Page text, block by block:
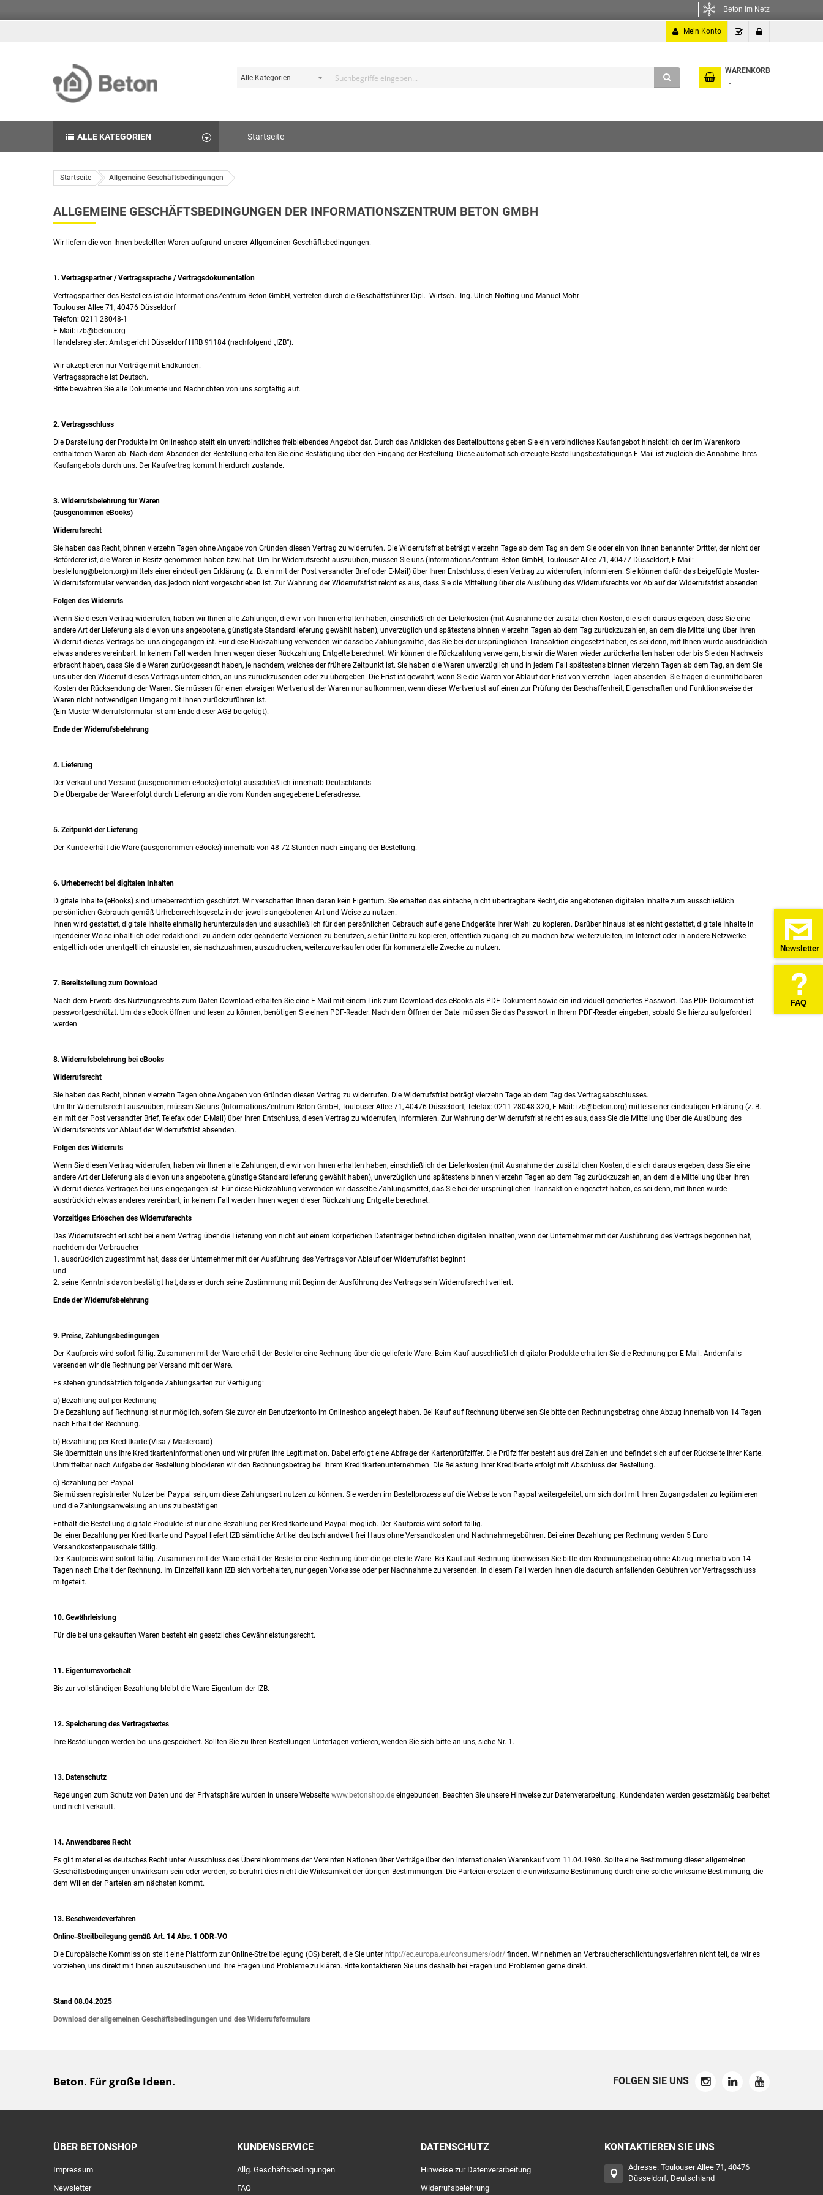
Beton im Netz
Mein Konto Kasse
Betonshops
WARENKORB
ALLE KATEGORIEN Startseite
Newsletter
FAQ
Startseite Allgemeine Geschäftsbedingungen
ALLGEMEINE GESCHÄFTSBEDINGUNGEN DER INFORMATIONSZENTRUM BETON GMBH
Wir liefern die von Ihnen bestellten Waren aufgrund unserer Allgemeinen Geschäftsbedingungen.
1. Vertragspartner / Vertragssprache / Vertragsdokumentation
Vertragspartner des Bestellers ist die InformationsZentrum Beton GmbH, vertreten durch die Geschäftsführer Dipl.- Wirtsch.- Ing. Ulrich Nolting und Manuel Mohr
Toulouser Allee 71, 40476 Düsseldorf
Telefon: 0211 28048-1
E-Mail: izb@beton.org
Handelsregister: Amtsgericht Düsseldorf HRB 91184 (nachfolgend „IZB“).
Wir akzeptieren nur Verträge mit Endkunden.
Vertragssprache ist Deutsch.
Bitte bewahren Sie alle Dokumente und Nachrichten von uns sorgfältig auf.
2. Vertragsschluss
Die Darstellung der Produkte im Onlineshop stellt ein unverbindliches freibleibendes Angebot dar. Durch das Anklicken des Bestellbuttons geben Sie ein verbindliches Kaufangebot hinsichtlich der im Warenkorb
enthaltenen Waren ab. Nach dem Absenden der Bestellung erhalten Sie eine Bestätigung über den Eingang der Bestellung. Diese automatisch erzeugte Bestellungsbestätigungs-E-Mail ist zugleich die Annahme Ihres
Kaufangebots durch uns. Der Kaufvertrag kommt hierdurch zustande.
3. Widerrufsbelehrung für Waren
(ausgenommen eBooks)
Widerrufsrecht
Sie haben das Recht, binnen vierzehn Tagen ohne Angabe von Gründen diesen Vertrag zu widerrufen. Die Widerrufsfrist beträgt vierzehn Tage ab dem Tag an dem Sie oder ein von Ihnen benannter Dritter, der nicht der
Beförderer ist, die Waren in Besitz genommen haben bzw. hat. Um Ihr Widerrufsrecht auszuüben, müssen Sie uns (InformationsZentrum Beton GmbH, Toulouser Allee 71, 40477 Düsseldorf, E-Mail:
bestellung@beton.org) mittels einer eindeutigen Erklärung (z. B. ein mit der Post versandter Brief oder E-Mail) über Ihren Entschluss, diesen Vertrag zu widerrufen, informieren. Sie können dafür das beigefügte Muster-
Widerrufsformular verwenden, das jedoch nicht vorgeschrieben ist. Zur Wahrung der Widerrufsfrist reicht es aus, dass Sie die Mitteilung über die Ausübung des Widerrufsrechts vor Ablauf der Widerrufsfrist absenden.
Folgen des Widerrufs
Wenn Sie diesen Vertrag widerrufen, haben wir Ihnen alle Zahlungen, die wir von Ihnen erhalten haben, einschließlich der Lieferkosten (mit Ausnahme der zusätzlichen Kosten, die sich daraus ergeben, dass Sie eine
andere Art der Lieferung als die von uns angebotene, günstigste Standardlieferung gewählt haben), unverzüglich und spätestens binnen vierzehn Tagen ab dem Tag zurückzuzahlen, an dem die Mitteilung über Ihren
Widerruf dieses Vertrags bei uns eingegangen ist. Für diese Rückzahlung verwenden wir dasselbe Zahlungsmittel, das Sie bei der ursprünglichen Transaktion eingesetzt haben, es sei denn, mit Ihnen wurde ausdrücklich
etwas anderes vereinbart. In keinem Fall werden Ihnen wegen dieser Rückzahlung Entgelte berechnet. Wir können die Rückzahlung verweigern, bis wir die Waren wieder zurückerhalten haben oder bis Sie den Nachweis
erbracht haben, dass Sie die Waren zurückgesandt haben, je nachdem, welches der frühere Zeitpunkt ist. Sie haben die Waren unverzüglich und in jedem Fall spätestens binnen vierzehn Tagen ab dem Tag, an dem Sie
uns über den Widerruf dieses Vertrags unterrichten, an uns zurückzusenden oder zu übergeben. Die Frist ist gewahrt, wenn Sie die Waren vor Ablauf der Frist von vierzehn Tagen absenden. Sie tragen die unmittelbaren
Kosten der Rücksendung der Waren. Sie müssen für einen etwaigen Wertverlust der Waren nur aufkommen, wenn dieser Wertverlust auf einen zur Prüfung der Beschaffenheit, Eigenschaften und Funktionsweise der
Waren nicht notwendigen Umgang mit ihnen zurückzuführen ist.
(Ein Muster-Widerrufsformular ist am Ende dieser AGB beigefügt).
Ende der Widerrufsbelehrung
4. Lieferung
Der Verkauf und Versand (ausgenommen eBooks) erfolgt ausschließlich innerhalb Deutschlands.
Die Übergabe der Ware erfolgt durch Lieferung an die vom Kunden angegebene Lieferadresse.
5. Zeitpunkt der Lieferung
Der Kunde erhält die Ware (ausgenommen eBooks) innerhalb von 48-72 Stunden nach Eingang der Bestellung.
6. Urheberrecht bei digitalen Inhalten
Digitale Inhalte (eBooks) sind urheberrechtlich geschützt. Wir verschaffen Ihnen daran kein Eigentum. Sie erhalten das einfache, nicht übertragbare Recht, die angebotenen digitalen Inhalte zum ausschließlich
persönlichen Gebrauch gemäß Urheberrechtsgesetz in der jeweils angebotenen Art und Weise zu nutzen.
Ihnen wird gestattet, digitale Inhalte einmalig herunterzuladen und ausschließlich für den persönlichen Gebrauch auf eigene Endgeräte Ihrer Wahl zu kopieren. Darüber hinaus ist es nicht gestattet, digitale Inhalte in
irgendeiner Weise inhaltlich oder redaktionell zu ändern oder geänderte Versionen zu benutzen, sie für Dritte zu kopieren, öffentlich zugänglich zu machen bzw. weiterzuleiten, im Internet oder in andere Netzwerke
entgeltlich oder unentgeltlich einzustellen, sie nachzuahmen, auszudrucken, weiterzuverkaufen oder für kommerzielle Zwecke zu nutzen.
7. Bereitstellung zum Download
Nach dem Erwerb des Nutzungsrechts zum Daten-Download erhalten Sie eine E-Mail mit einem Link zum Download des eBooks als PDF-Dokument sowie ein individuell generiertes Passwort. Das PDF-Dokument ist
passwortgeschützt. Um das eBook öffnen und lesen zu können, benötigen Sie einen PDF-Reader. Nach dem Öffnen der Datei müssen Sie das Passwort in Ihrem PDF-Reader eingeben, sobald Sie hierzu aufgefordert
werden.
8. Widerrufsbelehrung bei eBooks
Widerrufsrecht
Sie haben das Recht, binnen vierzehn Tagen ohne Angaben von Gründen diesen Vertrag zu widerrufen. Die Widerrufsfrist beträgt vierzehn Tage ab dem Tag des Vertragsabschlusses.
Um Ihr Widerrufsrecht auszuüben, müssen Sie uns (InformationsZentrum Beton GmbH, Toulouser Allee 71, 40476 Düsseldorf, Telefax: 0211-28048-320, E-Mail: izb@beton.org) mittels einer eindeutigen Erklärung (z. B.
ein mit der Post versandter Brief, Telefax oder E-Mail) über Ihren Entschluss, diesen Vertrag zu widerrufen, informieren. Zur Wahrung der Widerrufsfrist reicht es aus, dass Sie die Mitteilung über die Ausübung des
Widerrufsrechts vor Ablauf der Widerrufsfrist absenden.
Folgen des Widerrufs
Wenn Sie diesen Vertrag widerrufen, haben wir Ihnen alle Zahlungen, die wir von Ihnen erhalten haben, einschließlich der Lieferkosten (mit Ausnahme der zusätzlichen Kosten, die sich daraus ergeben, dass Sie eine
andere Art der Lieferung als die von uns angebotene, günstige Standardlieferung gewählt haben), unverzüglich und spätestens binnen vierzehn Tagen ab dem Tag zurückzuzahlen, an dem die Mitteilung über Ihren
Widerruf dieses Vertrages bei uns eingegangen ist. Für diese Rückzahlung verwenden wir dasselbe Zahlungsmittel, das Sie bei der ursprünglichen Transaktion eingesetzt haben, es sei denn, mit Ihnen wurde
ausdrücklich etwas anderes vereinbart; in keinem Fall werden Ihnen wegen dieser Rückzahlung Entgelte berechnet.
Vorzeitiges Erlöschen des Widerrufsrechts
Das Widerrufsrecht erlischt bei einem Vertrag über die Lieferung von nicht auf einem körperlichen Datenträger befindlichen digitalen Inhalten, wenn der Unternehmer mit der Ausführung des Vertrags begonnen hat,
nachdem der Verbraucher
1. ausdrücklich zugestimmt hat, dass der Unternehmer mit der Ausführung des Vertrags vor Ablauf der Widerrufsfrist beginnt
und
2. seine Kenntnis davon bestätigt hat, dass er durch seine Zustimmung mit Beginn der Ausführung des Vertrags sein Widerrufsrecht verliert.
Ende der Widerrufsbelehrung
9. Preise, Zahlungsbedingungen
Der Kaufpreis wird sofort fällig. Zusammen mit der Ware erhält der Besteller eine Rechnung über die gelieferte Ware. Beim Kauf ausschließlich digitaler Produkte erhalten Sie die Rechnung per E-Mail. Andernfalls
versenden wir die Rechnung per Versand mit der Ware.
Es stehen grundsätzlich folgende Zahlungsarten zur Verfügung:
a) Bezahlung auf per Rechnung
Die Bezahlung auf Rechnung ist nur möglich, sofern Sie zuvor ein Benutzerkonto im Onlineshop angelegt haben. Bei Kauf auf Rechnung überweisen Sie bitte den Rechnungsbetrag ohne Abzug innerhalb von 14 Tagen
nach Erhalt der Rechnung.
b) Bezahlung per Kreditkarte (Visa / Mastercard)
Sie übermitteln uns Ihre Kreditkarteninformationen und wir prüfen Ihre Legitimation. Dabei erfolgt eine Abfrage der Kartenprüfziffer. Die Prüfziffer besteht aus drei Zahlen und befindet sich auf der Rückseite Ihrer Karte.
Unmittelbar nach Aufgabe der Bestellung blockieren wir den Rechnungsbetrag bei Ihrem Kreditkartenunternehmen. Die Belastung Ihrer Kreditkarte erfolgt mit Abschluss der Bestellung.
c) Bezahlung per Paypal
Sie müssen registrierter Nutzer bei Paypal sein, um diese Zahlungsart nutzen zu können. Sie werden im Bestellprozess auf die Webseite von Paypal weitergeleitet, um sich dort mit Ihren Zugangsdaten zu legitimieren
und die Zahlungsanweisung an uns zu bestätigen.
Enthält die Bestellung digitale Produkte ist nur eine Bezahlung per Kreditkarte und Paypal möglich. Der Kaufpreis wird sofort fällig.
Bei einer Bezahlung per Kreditkarte und Paypal liefert IZB sämtliche Artikel deutschlandweit frei Haus ohne Versandkosten und Nachnahmegebühren. Bei einer Bezahlung per Rechnung werden 5 Euro
Versandkostenpauschale fällig.
Der Kaufpreis wird sofort fällig. Zusammen mit der Ware erhält der Besteller eine Rechnung über die gelieferte Ware. Bei Kauf auf Rechnung überweisen Sie bitte den Rechnungsbetrag ohne Abzug innerhalb von 14
Tagen nach Erhalt der Rechnung. Im Einzelfall kann IZB sich vorbehalten, nur gegen Vorkasse oder per Nachnahme zu versenden. In diesem Fall werden Ihnen die dadurch anfallenden Gebühren vor Vertragsschluss
mitgeteilt.
10. Gewährleistung
Für die bei uns gekauften Waren besteht ein gesetzliches Gewährleistungsrecht.
11. Eigentumsvorbehalt
Bis zur vollständigen Bezahlung bleibt die Ware Eigentum der IZB.
12. Speicherung des Vertragstextes
Ihre Bestellungen werden bei uns gespeichert. Sollten Sie zu Ihren Bestellungen Unterlagen verlieren, wenden Sie sich bitte an uns, siehe Nr. 1.
13. Datenschutz
Regelungen zum Schutz von Daten und der Privatsphäre wurden in unsere Webseite www.betonshop.de eingebunden. Beachten Sie unsere Hinweise zur Datenverarbeitung. Kundendaten werden gesetzmäßig bearbeitet
und nicht verkauft.
14. Anwendbares Recht
Es gilt materielles deutsches Recht unter Ausschluss des Übereinkommens der Vereinten Nationen über Verträge über den internationalen Warenkauf vom 11.04.1980. Sollte eine Bestimmung dieser allgemeinen
Geschäftsbedingungen unwirksam sein oder werden, so berührt dies nicht die Wirksamkeit der übrigen Bestimmungen. Die Parteien ersetzen die unwirksame Bestimmung durch eine solche wirksame Bestimmung, die
dem Willen der Parteien am nächsten kommt.
13. Beschwerdeverfahren
Online-Streitbeilegung gemäß Art. 14 Abs. 1 ODR-VO
Die Europäische Kommission stellt eine Plattform zur Online-Streitbeilegung (OS) bereit, die Sie unter http://ec.europa.eu/consumers/odr/ finden. Wir nehmen an Verbraucherschlichtungsverfahren nicht teil, da wir es
vorziehen, uns direkt mit Ihnen auszutauschen und Ihre Fragen und Probleme zu klären. Bitte kontaktieren Sie uns deshalb bei Fragen und Problemen gerne direkt.
Stand 08.04.2025
Download der allgemeinen Geschäftsbedingungen und des Widerrufsformulars
Beton. Für große Ideen. FOLGEN SIE UNS
ÜBER BETONSHOP
Impressum
Newsletter
KUNDENSERVICE
Allg. Geschäftsbedingungen
FAQ
DATENSCHUTZ
Hinweise zur Datenverarbeitung
Widerrufsbelehrung
KONTAKTIEREN SIE UNS
Adresse: Toulouser Allee 71, 40476
Düsseldorf, Deutschland